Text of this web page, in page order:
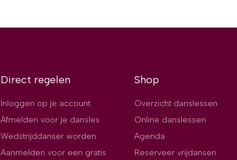
Direct regelen
Inloggen op je account
Afmelden voor je dansles
Wedstrijddanser worden
Aanmelden voor een gratis
Shop
Overzicht danslessen
Online danslessen
Agenda
Reserveer vrijdansen